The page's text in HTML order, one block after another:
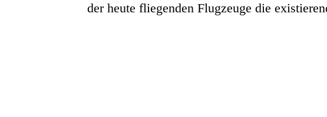
der heute fliegenden Flugzeuge die